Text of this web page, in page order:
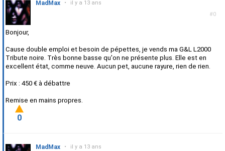
#0
MadMax • il y a 13 ans
Bonjour,
Cause double emploi et besoin de pépettes, je vends ma G&L L2000
Tribute noire. Très bonne basse qu'on ne présente plus. Elle est en
excellent état, comme neuve. Aucun pet, aucune rayure, rien de rien.
Prix : 450 € à débattre
Remise en mains propres.
0
MadMax • il y a 13 ans